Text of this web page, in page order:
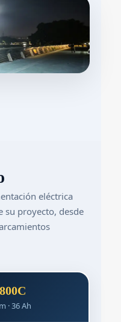
eléctrica
su proyecto, desde
· 36 Ah